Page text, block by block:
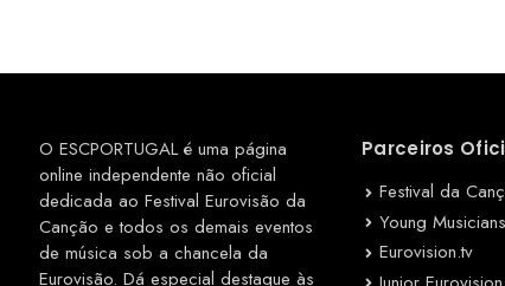
O ESCPORTUGAL é uma página
online independente não oficial
dedicada ao Festival Eurovisão da
Canção e todos os demais eventos
de música sob a chancela da
Eurovisão. Dá especial destaque às
Parceiros
Festival da
Young Musicians
Eurovision.tv